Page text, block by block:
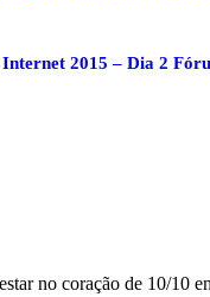
2015 – Dia 2
no coração de 10/